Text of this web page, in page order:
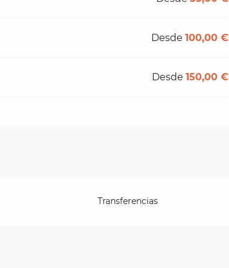
Desde100,00 €
Desde150,00 €
Transferencias